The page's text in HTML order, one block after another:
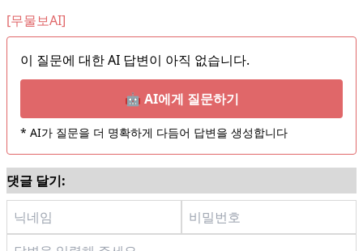
[무물보AI]
이 질문에 대한 AI 답변이 아직 없습니다.
🤖 AI에게 질문하기
* AI가 질문을 더 명확하게 다듬어 답변을 생성합니다
댓글 달기: